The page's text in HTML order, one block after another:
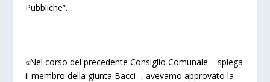
Pubbliche”.
«Nel corso del precedente Consiglio Comunale – spiega
il membro della giunta Bacci -, avevamo approvato la